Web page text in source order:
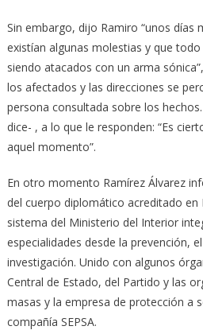
Sin embargo, dijo Ramiro “unos días
existían algunas molestias y que
siendo atacados con un arma
los afectados y las direcciones se
persona consultada sobre los
dice- , a lo que le responden: “Es
aquel momento”.
En otro momento Ramírez Álvarez
del cuerpo diplomático acreditado en
sistema del Ministerio del Interior
especialidades desde la prevención,
investigación. Unido con algunos
Central de Estado, del Partido y las
masas y la empresa de protección a
compañía SEPSA.